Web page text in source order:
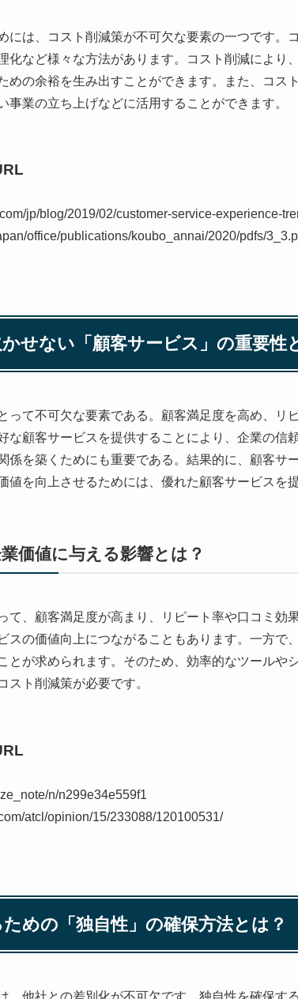
には、コスト削減策が不可欠な要素の一つです。
化など様々な方法があります。コスト削減により
めの余裕を生み出すことができます。また、コス
事業の立ち上げなどに活用することができます。
jp/blog/2019/02/customer-service-experience-
office/publications/koubo_annai/2020/pdfs/
せない「顧客サービス」の重要性
って不可欠な要素である。顧客満足度を高め、リ
な顧客サービスを提供することにより、企業の信
係を築くためにも重要である。結果的に、顧客サ
値を向上させるためには、優れた顧客サービスを
価値に与える影響とは？
て、顧客満足度が高まり、リピート率や口コミ効
スの価値向上につながることもあります。一方で
とが求められます。そのため、効率的なツールや
スト削減策が必要です。
n/n299e34e559f1
atcl/opinion/15/233088/120100531/
めの「独自性」の確保方法とは？
、他社との差別化が不可欠です。独自性を確保す